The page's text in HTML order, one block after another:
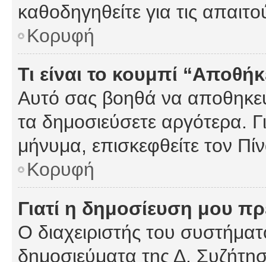
καθοδηγηθείτε για τις
Κορυφή
Τι είναι το κουμπί
Αυτό σας βοηθά να
τα δημοσιεύσετε αργότερα.
μήνυμα, επισκεφθείτε τον
Κορυφή
Γιατί η δημοσίευση μου
Ο διαχειριστής του
δημοσιεύματα της Δ.